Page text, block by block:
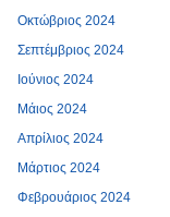
Οκτώβριος 2024
Σεπτέμβριος 2024
Ιούνιος 2024
Μάιος 2024
Απρίλιος 2024
Μάρτιος 2024
Φεβρουάριος 2024